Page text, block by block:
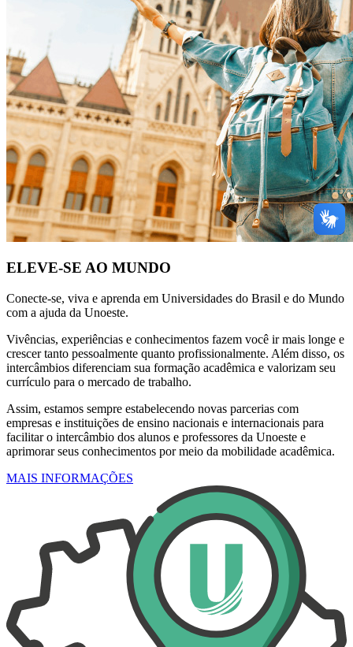
ELEVE-SE AO MUNDO
Conecte-se, viva e aprenda em Universidades do Brasil e do Mundo
com a ajuda da Unoeste.
Vivências, experiências e conhecimentos fazem você ir mais longe e
crescer tanto pessoalmente quanto profissionalmente. Além disso, os
intercâmbios diferenciam sua formação acadêmica e valorizam seu
currículo para o mercado de trabalho.
Assim, estamos sempre estabelecendo novas parcerias com
empresas e instituições de ensino nacionais e internacionais para
facilitar o intercâmbio dos alunos e professores da Unoeste e
aprimorar seus conhecimentos por meio da mobilidade acadêmica.
MAIS INFORMAÇÕES